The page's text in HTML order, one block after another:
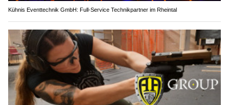
Kühnis Eventtechnik GmbH: Full-Service Technikpartner im Rheintal